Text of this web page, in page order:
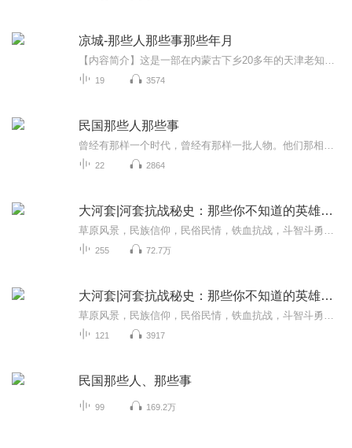
凉城-那些人那些事那些年月
19 3574
民国那些人那些事
22 2864
大河套|河套抗战秘史：那些你不知道的英雄故事
255 72.7万
大河套|河套抗战秘史：那些你不知道的英雄故事
121 3917
民国那些人、那些事
99 169.2万